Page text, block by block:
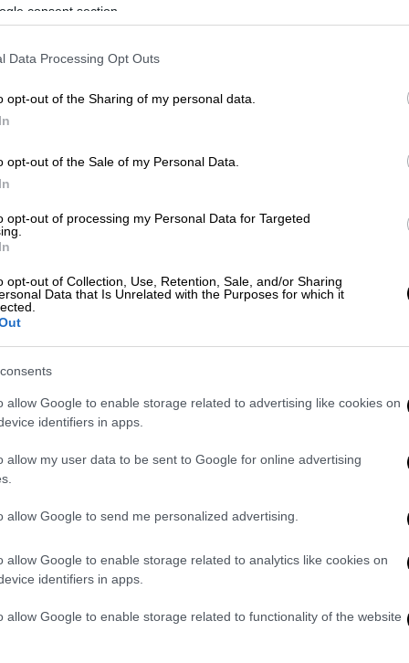
consent section.
Data Processing Opt Outs
opt-out of the Sharing of my personal data.
opt-out of the Sale of my Personal Data.
opt-out of processing my Personal Data for Targeted
opt-out of Collection, Use, Retention, Sale, and/or Sharing
Data that Is Unrelated with the Purposes for which it
allow Google to enable storage related to advertising like cookies on
identifiers in apps.
allow my user data to be sent to Google for online advertising
allow Google to send me personalized advertising.
allow Google to enable storage related to analytics like cookies on
identifiers in apps.
allow Google to enable storage related to functionality of the website
έπειτα από διαταγή του βασιλιά-
στρατεύματα κινήθηκαν προς τη
του βουλγαρικού στρατού, που
το 1913, μετά τη Μάχη του Κιλκίς, ήταν η
Κερκίνη (Μπέλες), ώστε να
Μεραρχία κατέλαβε την προς τα
να καλύψει την υποχώρηση του
στρατού εξαπέλυσε επίθεση
μάχη κατόρθωσε να την απωθήσει από τα
σε φυγή προς την κατεύθυνση της